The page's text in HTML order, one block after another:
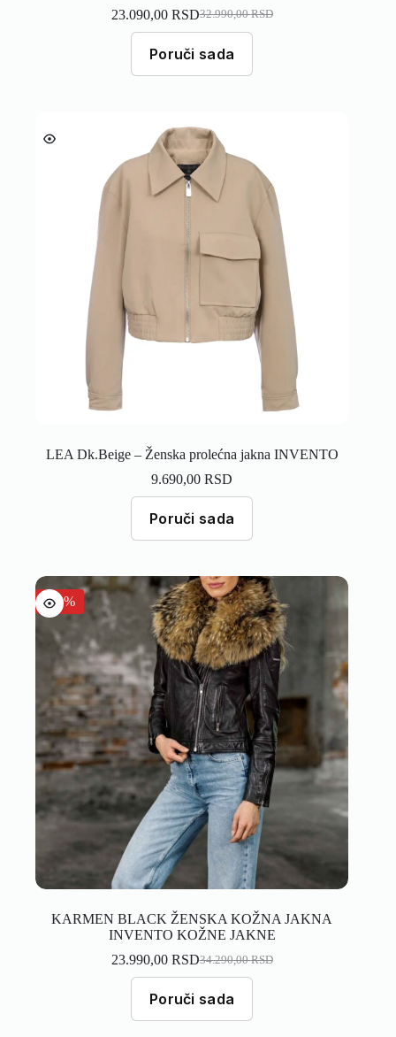
32.990,00RSD
23.090,00 RSD
Poruči sada
LEA Dk.Beige – Ženska prolećna jakna INVENTO
9.690,00RSD
Poruči sada
-30%
KARMEN BLACK ŽENSKA KOŽNA JAKNA
INVENTO KOŽNE JAKNE
34.290,00RSD
23.990,00 RSD
Poruči sada